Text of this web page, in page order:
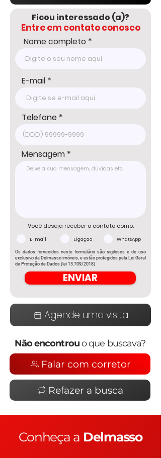
Ficou interessado (a)?
Entre em contato conosco
Nome completo
E-mail
Telefone
Mensagem
Você deseja receber o contato como:
E-mail Ligação WhatsApp
Os dados fornecidos neste formulário são sigilosos e de uso
exclusivo da Delmasso imóveis, e estão protegidos pela Lei Geral
de Proteção de Dados (lei 13.709/2018)
ENVIAR
Agende uma visita
Não encontrouo que buscava?
Falar com corretor
Refazer a busca
Conheça a Delmasso